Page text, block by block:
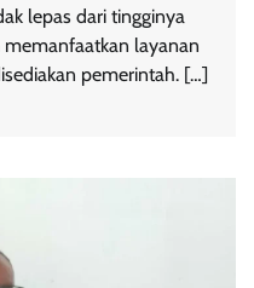
lepas dari tingginya
layanan
pemerintah. […]